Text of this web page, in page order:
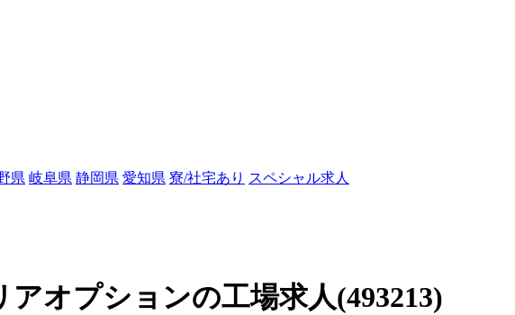
県 岐阜県 静岡県 愛知県 寮/社宅あり スペシャル求人
オプションの工場求人(493213)